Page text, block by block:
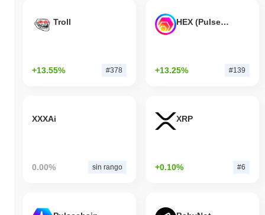
Troll
+13.55% #378
HEX (Pulsechain)
+13.25% #139
XXXAi
0.00% sin rango
XRP
+0.10% #6